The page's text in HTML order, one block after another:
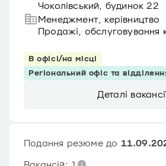
Чоколівський, будинок 22
Менеджмент, керівництво
Продажі, обслуговування
В офісі/на місці
Регіональний офіс та
Деталі
Подання резюме до